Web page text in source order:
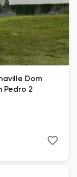
Dom
Pedro 2